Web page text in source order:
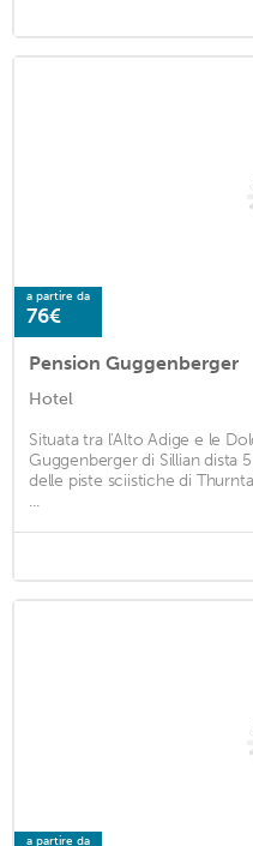
a partire da
76€
Pension Guggenberger
Hotel
Situata tra l'Alto Adige e le
Guggenberger di Sillian dista
delle piste sciistiche di
...
a partire da